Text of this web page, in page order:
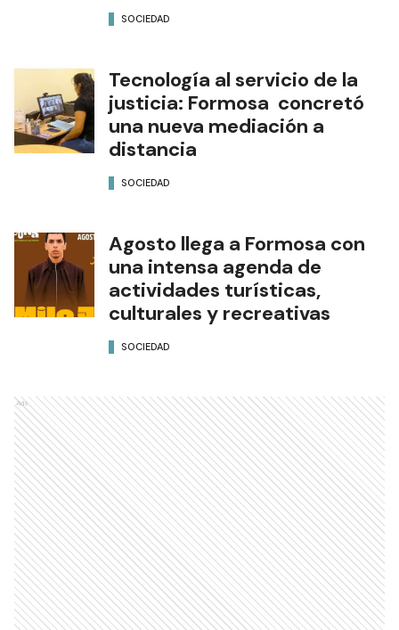
SOCIEDAD
Tecnología al servicio de la
justicia: Formosa concretó
una nueva mediación a
distancia
SOCIEDAD
Agosto llega a Formosa con
una intensa agenda de
actividades turísticas,
culturales y recreativas
SOCIEDAD
Ads